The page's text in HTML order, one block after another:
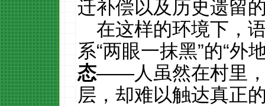
迁补偿以及历史遗留
在这样的环境下，
系“两眼一抹黑”的“外
态——人虽然在村里，
层，却难以触达真正